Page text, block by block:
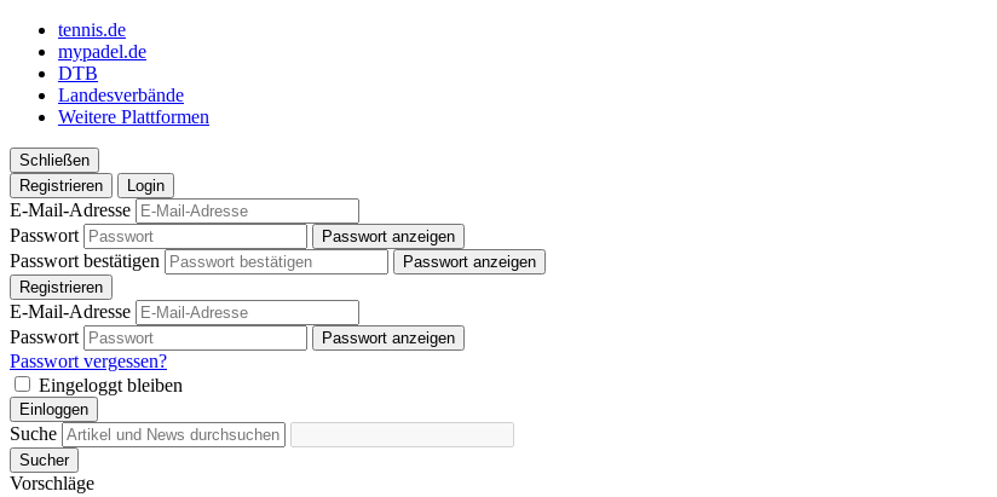
tennis.de
mypadel.de
DTB
Landesverbände
Weitere Plattformen
Schließen
Registrieren
Login
E-Mail-Adresse
Passwort
Passwort anzeigen
Passwort bestätigen
Passwort anzeigen
Registrieren
E-Mail-Adresse
Passwort
Passwort anzeigen
Passwort vergessen?
Eingeloggt bleiben
Einloggen
Suche
Sucher
Vorschläge